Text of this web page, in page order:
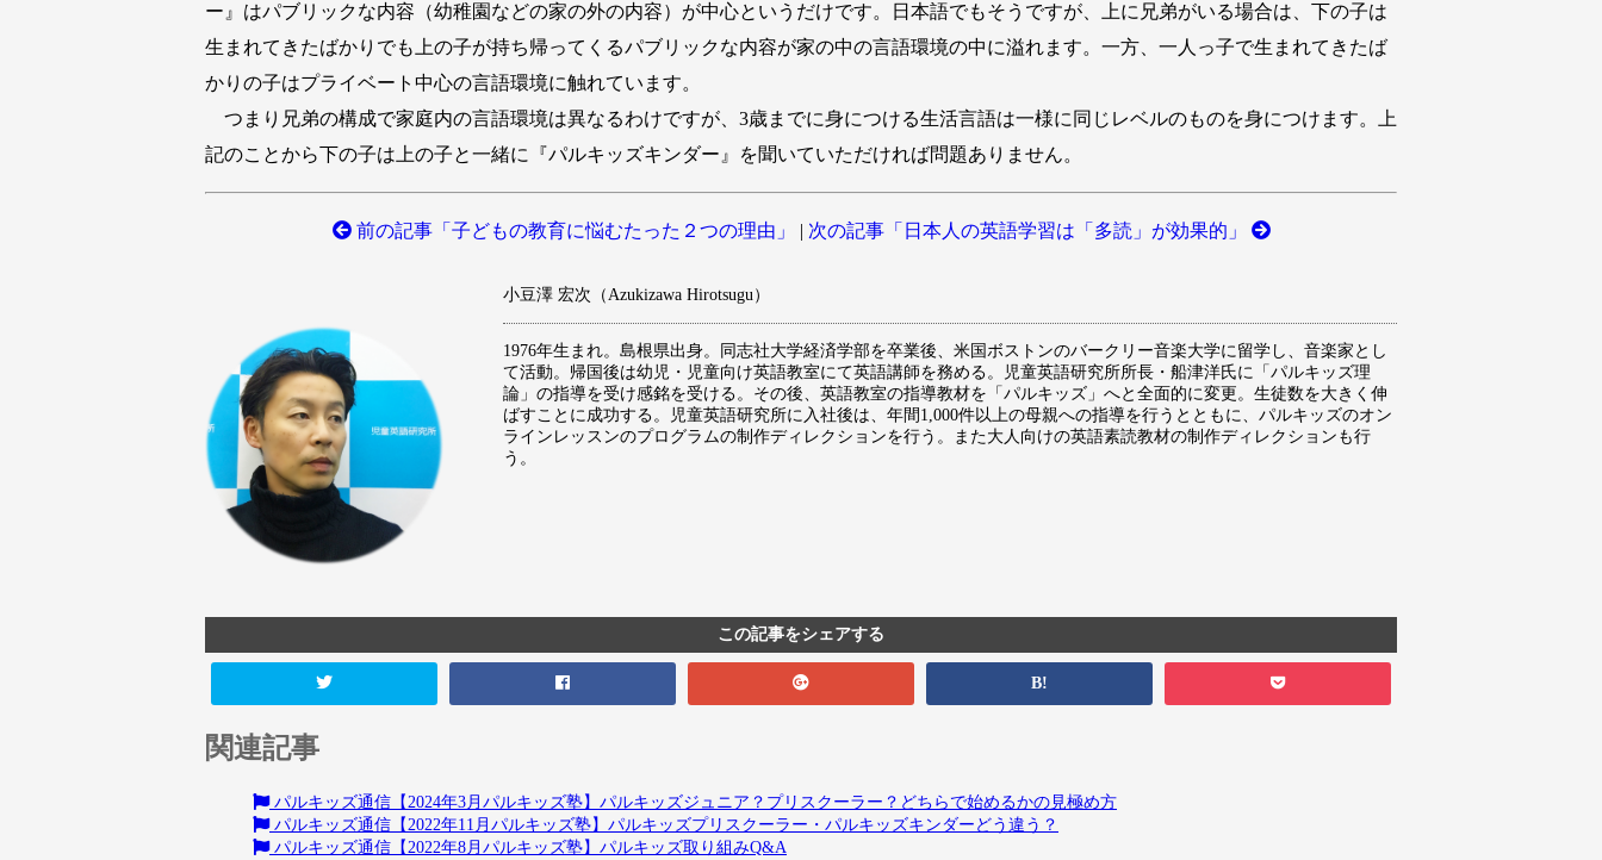
ー』はパブリックな内容（幼稚園などの家の外の内容）が中心というだけです。日本語でもそうですが、上に兄弟がいる場合は、下の子は
生まれてきたばかりでも上の子が持ち帰ってくるパブリックな内容が家の中の言語環境の中に溢れます。一方、一人っ子で生まれてきたば
かりの子はプライベート中心の言語環境に触れています。
つまり兄弟の構成で家庭内の言語環境は異なるわけですが、3歳までに身につける生活言語は一様に同じレベルのものを身につけます。上
記のことから下の子は上の子と一緒に『パルキッズキンダー』を聞いていただければ問題ありません。
前の記事「子どもの教育に悩むたった２つの理由」 | 次の記事「日本人の英語学習は「多読」が効果的」
小豆澤 宏次（Azukizawa Hirotsugu）
1976年生まれ。島根県出身。同志社大学経済学部を卒業後、米国ボストンのバークリー音楽大学に留学し、音楽家とし
て活動。帰国後は幼児・児童向け英語教室にて英語講師を務める。児童英語研究所所長・船津洋氏に「パルキッズ理
論」の指導を受け感銘を受ける。その後、英語教室の指導教材を「パルキッズ」へと全面的に変更。生徒数を大きく伸
ばすことに成功する。児童英語研究所に入社後は、年間1,000件以上の母親への指導を行うとともに、パルキッズのオン
ラインレッスンのプログラムの制作ディレクションを行う。また大人向けの英語素読教材の制作ディレクションも行
う。
この記事をシェアする
B!
関連記事
パルキッズ通信【2024年3月パルキッズ塾】パルキッズジュニア？プリスクーラー？どちらで始めるかの見極め方
パルキッズ通信【2022年11月パルキッズ塾】パルキッズプリスクーラー・パルキッズキンダーどう違う？
パルキッズ通信【2022年8月パルキッズ塾】パルキッズ取り組みQ&A